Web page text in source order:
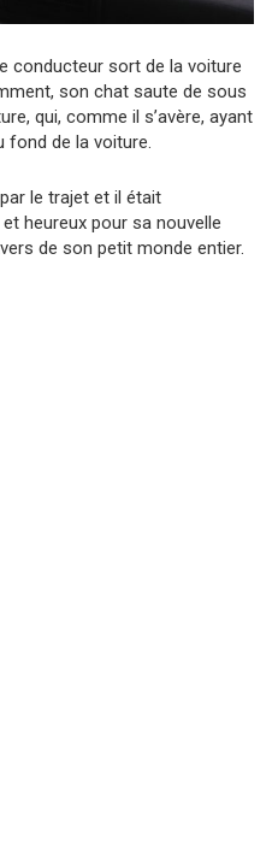
conducteur sort de la voiture
son chat saute de sous
qui, comme il s’avère, ayant
fond de la voiture.
le trajet et il était
heureux pour sa nouvelle
de son petit monde entier.